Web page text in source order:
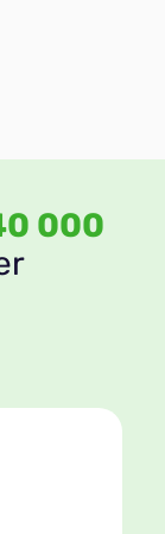
000